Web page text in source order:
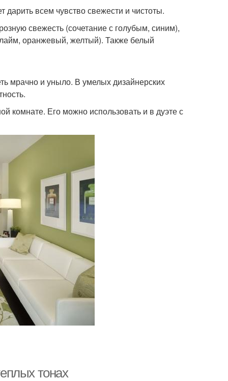
всем чувство свежести и чистоты.
свежесть (сочетание с голубым, синим),
оранжевый, желтый). Также белый
мрачно и уныло. В умелых дизайнерских
комнате. Его можно использовать и в дуэте с
тонах